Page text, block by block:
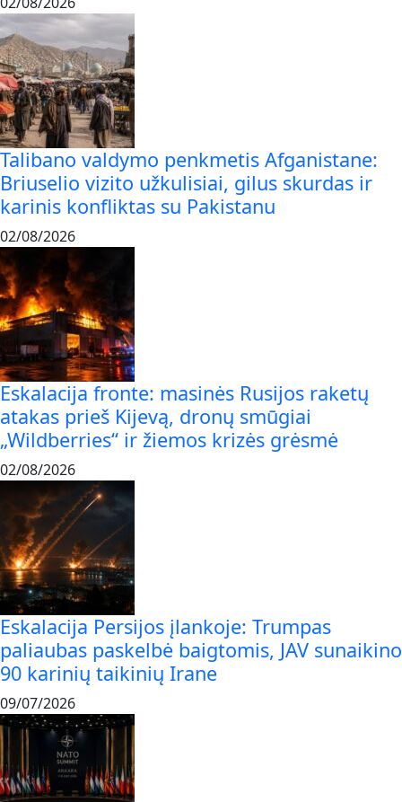
Talibano valdymo penkmetis Afganistane:
Briuselio vizito užkulisiai, gilus skurdas ir
karinis konfliktas su Pakistanu
02/08/2026
Eskalacija fronte: masinės Rusijos raketų
atakas prieš Kijevą, dronų smūgiai
„Wildberries“ ir žiemos krizės grėsmė
02/08/2026
Eskalacija Persijos įlankoje: Trumpas
paliaubas paskelbė baigtomis, JAV sunaikino
90 karinių taikinių Irane
09/07/2026